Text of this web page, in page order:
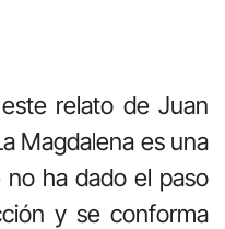
relato de Juan
Magdalena es una
ha dado el paso
y se conforma